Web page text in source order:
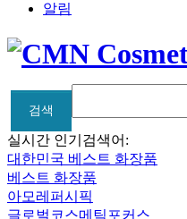
알림
검색
검색
실시간 인기검색어:
대한민국 베스트 화장품
베스트 화장품
아모레퍼시픽
글로벌코스메틱포커스